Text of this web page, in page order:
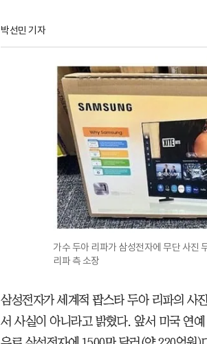
박선민 기자
가수 두아 리파가 삼성전자에 무단 사진
리파 측 소장
삼성전자가 세계적 팝스타 두아 리파의 사
서 사실이 아니라고 밝혔다. 앞서 미국 연